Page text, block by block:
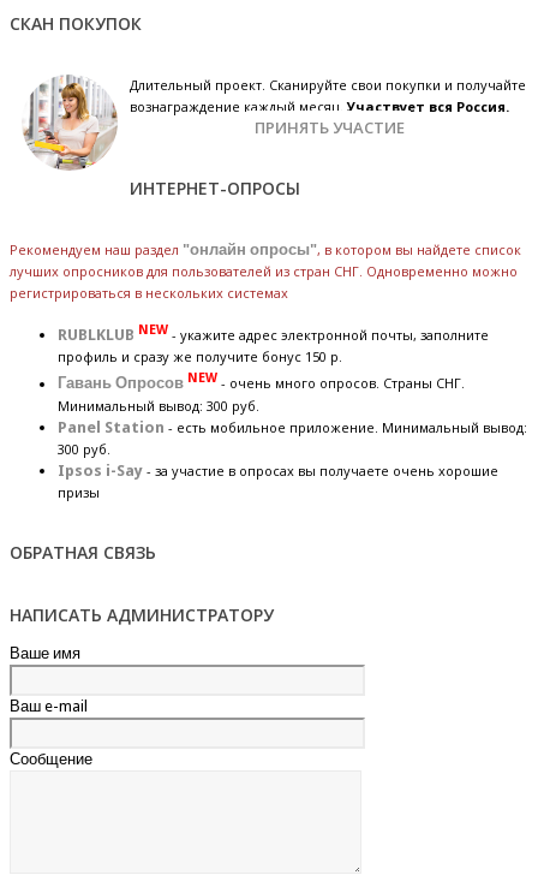
СКАН ПОКУПОК
Длительный проект. Сканируйте свои покупки и получайте
вознаграждение каждый месяц.Участвует вся Россия.
ПРИНЯТЬ УЧАСТИЕ
ИНТЕРНЕТ-ОПРОСЫ
Рекомендуем наш раздел "онлайн опросы", в котором вы найдете список
лучших опросников для пользователей из стран СНГ. Одновременно можно
регистрироваться в нескольких системах
RUBLKLUB NEW - укажите адрес электронной почты, заполните
профиль и сразу же получите бонус 150 р.
Гавань Опросов NEW - очень много опросов. Страны СНГ.
Минимальный вывод: 300 руб.
Panel Station - есть мобильное приложение. Минимальный вывод:
300 руб.
Ipsos i-Say - за участие в опросах вы получаете очень хорошие
призы
ОБРАТНАЯ СВЯЗЬ
НАПИСАТЬ АДМИНИСТРАТОРУ
Ваше имя
Ваш e-mail
Сообщение